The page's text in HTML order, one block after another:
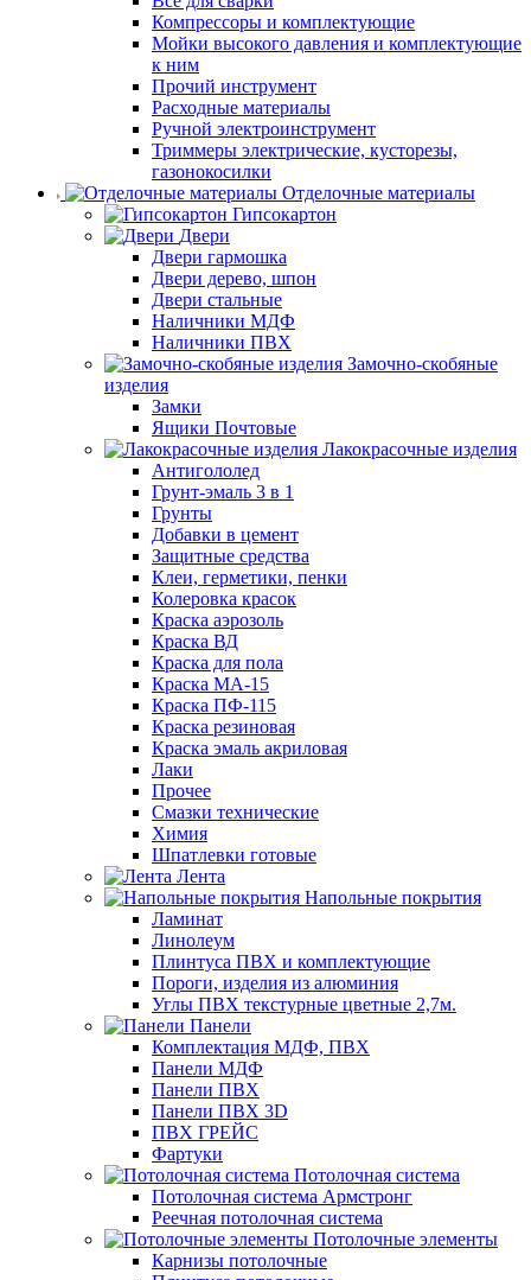
Компрессоры и комплектующие
Мойки высокого давления и комплектующие
к ним
Прочий инструмент
Расходные материалы
Ручной электроинструмент
Триммеры электрические, кусторезы,
газонокосилки
Отделочные материалы
Гипсокартон
Двери
Двери гармошка
Двери дерево, шпон
Двери стальные
Наличники МДФ
Наличники ПВХ
Замочно-скобяные
изделия
Замки
Ящики Почтовые
Лакокрасочные изделия
Антигололед
Грунт-эмаль 3 в 1
Грунты
Добавки в цемент
Защитные средства
Клеи, герметики, пенки
Колеровка красок
Краска аэрозоль
Краска ВД
Краска для пола
Краска МА-15
Краска ПФ-115
Краска резиновая
Краска эмаль акриловая
Лаки
Прочее
Смазки технические
Химия
Шпатлевки готовые
Лента
Напольные покрытия
Ламинат
Линолеум
Плинтуса ПВХ и комплектующие
Пороги, изделия из алюминия
Углы ПВХ текстурные цветные 2,7м.
Панели
Комплектация МДФ, ПВХ
Панели МДФ
Панели ПВХ
Панели ПВХ 3D
ПВХ ГРЕЙС
Фартуки
Потолочная система
Потолочная система Армстронг
Реечная потолочная система
Потолочные элементы
Карнизы потолочные